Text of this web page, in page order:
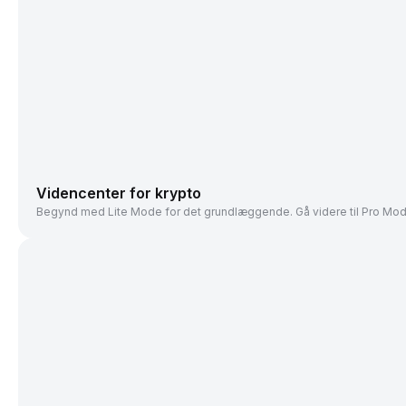
Videncenter for krypto
Begynd med Lite Mode for det grundlæggende. Gå videre til Pro